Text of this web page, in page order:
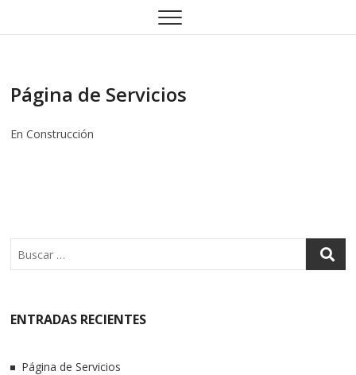
Página de Servicios
En Construcción
ENTRADAS RECIENTES
Página de Servicios